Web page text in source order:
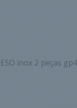
inox 2 peças